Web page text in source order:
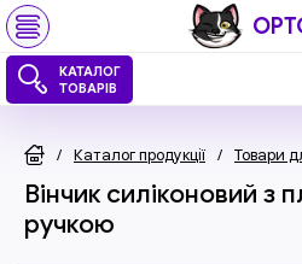
КАТАЛОГ
ТОВАРІВ
/ Каталог продукції / Товари
Вінчик силіконовий з
ручкою